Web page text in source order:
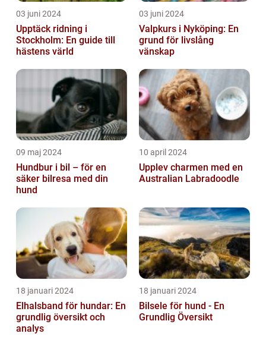
03 juni 2024
Upptäck ridning i
Stockholm: En guide till
hästens värld
03 juni 2024
Valpkurs i Nyköping: En
grund för livslång
vänskap
09 maj 2024
Hundbur i bil – för en
säker bilresa med din
hund
10 april 2024
Upplev charmen med en
Australian Labradoodle
18 januari 2024
Elhalsband för hundar: En
grundlig översikt och
analys
18 januari 2024
Bilsele för hund - En
Grundlig Översikt